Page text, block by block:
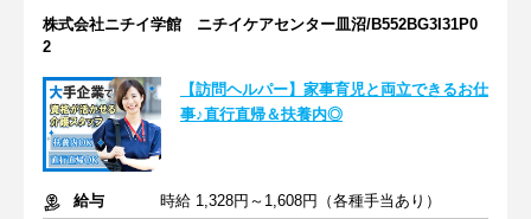
株式会社ニチイ学館 ニチイケアセンター皿沼/B552BG3I31P0
2
【訪問ヘルパー】家事育児と両立できるお仕
事♪直行直帰＆扶養内◎
給与
時給 1,328円～1,608円（各種手当あり）